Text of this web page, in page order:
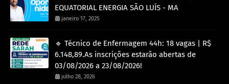
EQUATORIAL ENERGIA SÃO LUÍS - MA
janeiro 17, 2025
🔹 Técnico de Enfermagem 44h: 18 vagas | R$
6.148,89.As inscrições estarão abertas de
03/08/2026 a 23/08/2026!
julho 28, 2026